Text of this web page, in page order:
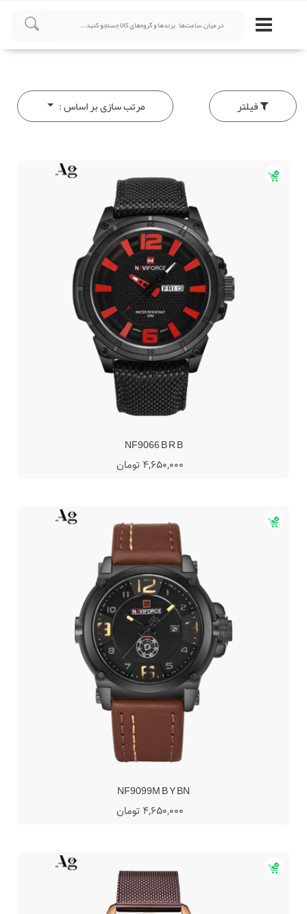
فیلتر مرتب سازی بر اساس :
NF9066 B R B
4,650,000 تومان
NF9099M B Y BN
4,650,000 تومان